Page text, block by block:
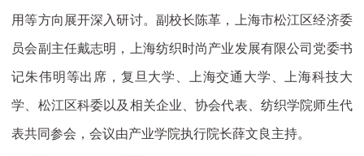
用等方向展开深入研讨。副校长陈革，上海市松江区经济委
员会副主任戴志明，上海纺织时尚产业发展有限公司党委书
记朱伟明等出席，复旦大学、上海交通大学、上海科技大
学、松江区科委以及相关企业、协会代表、纺织学院师生代
表共同参会，会议由产业学院执行院长薛文良主持。